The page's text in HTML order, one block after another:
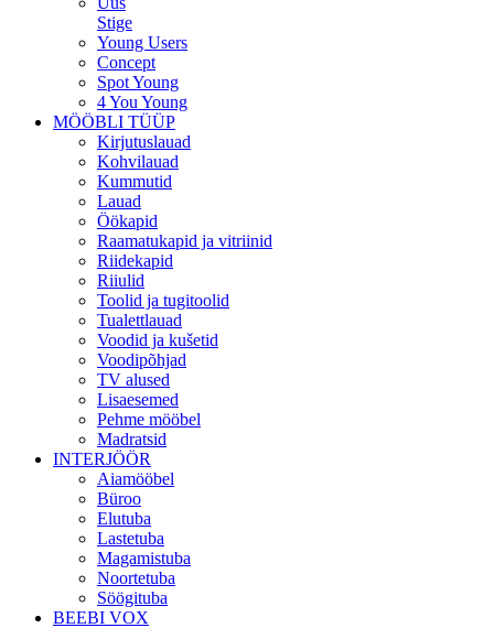
Stige
Young Users
Concept
Spot Young
4 You Young
MÖÖBLI TÜÜP
Kirjutuslauad
Kohvilauad
Kummutid
Lauad
Öökapid
Raamatukapid ja vitriinid
Riidekapid
Riiulid
Toolid ja tugitoolid
Tualettlauad
Voodid ja kušetid
Voodipõhjad
TV alused
Lisaesemed
Pehme mööbel
Madratsid
INTERJÖÖR
Aiamööbel
Büroo
Elutuba
Lastetuba
Magamistuba
Noortetuba
Söögituba
BEEBI VOX